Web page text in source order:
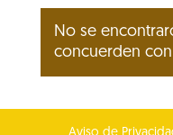
No se
concuerden